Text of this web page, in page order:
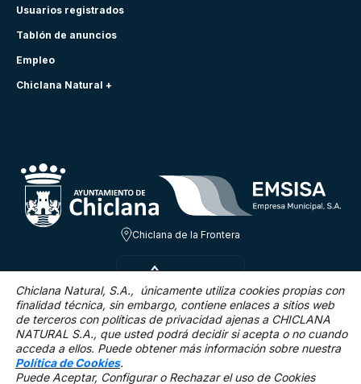
Usuarios registrados
Tablón de anuncios
Empleo
Chiclana Natural +
Chiclana de la Frontera
JUE 6 AGO
21.8ºC
3.1 Km/h 0 %
Chiclana Natural, S.A., únicamente utiliza cookies propias con
finalidad técnica, sin embargo, contiene enlaces a sitios web
de terceros con políticas de privacidad ajenas a CHICLANA
NATURAL S.A., que usted podrá decidir si acepta o no cuando
acceda a ellos. Puede obtener más información sobre nuestra
Política de Cookies.
Puede Aceptar, Configurar o Rechazar el uso de Cookies